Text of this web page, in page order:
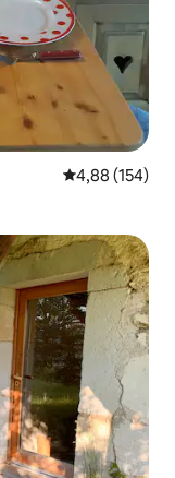
საშუალო
4,88 (154)